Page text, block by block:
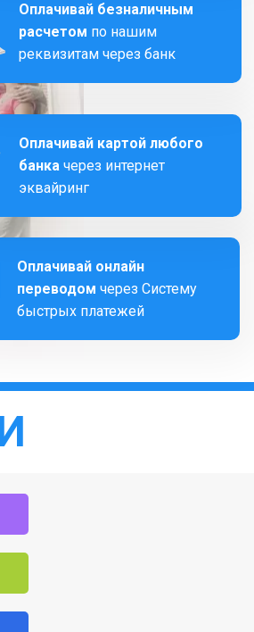
Оплачивай онлайн
переводом через Систему
быстрых платежей
Оплачивай картой любого
банкачерез интернет
эквайринг
Оплачивай безналичным
расчетом по нашим
реквизитам через банк